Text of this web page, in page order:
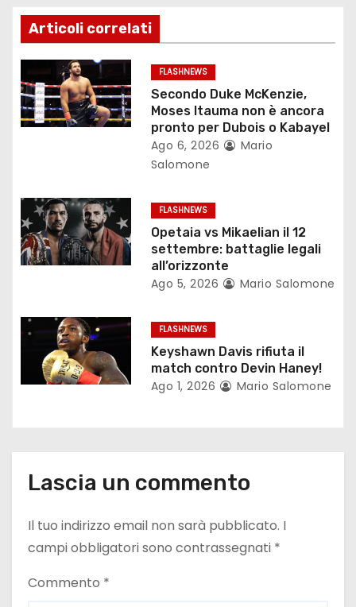
i
o
n
e
r
t
i
o
i
Articoli correlati
FLASHNEWS
Secondo Duke McKenzie,
Moses Itauma non è ancora
pronto per Dubois o Kabayel
Ago 6, 2026
Mario
Salomone
FLASHNEWS
Opetaia vs Mikaelian il 12
settembre: battaglie legali
all’orizzonte
Ago 5, 2026 Mario Salomone
FLASHNEWS
Keyshawn Davis rifiuta il
match contro Devin Haney!
Ago 1, 2026 Mario Salomone
Lascia un commento
Il tuo indirizzo email non sarà pubblicato. I
campi obbligatori sono contrassegnati *
Commento *